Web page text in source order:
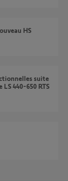
HS
440-650 RTS